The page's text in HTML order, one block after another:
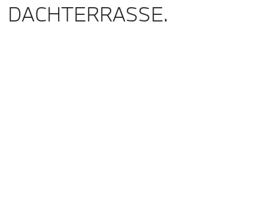
DACHTERRASSE.